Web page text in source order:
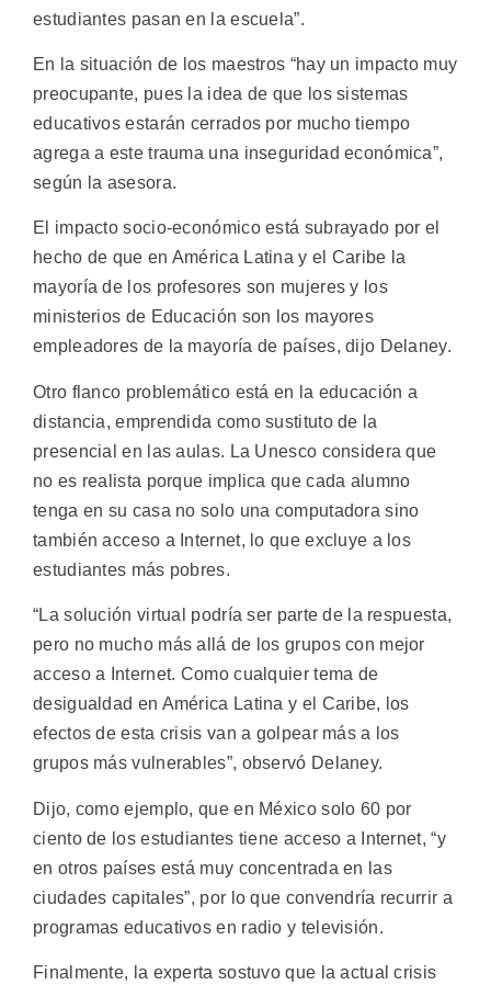
estudiantes pasan en la escuela”.
En la situación de los maestros “hay un impacto muy
preocupante, pues la idea de que los sistemas
educativos estarán cerrados por mucho tiempo
agrega a este trauma una inseguridad económica”,
según la asesora.
El impacto socio-económico está subrayado por el
hecho de que en América Latina y el Caribe la
mayoría de los profesores son mujeres y los
ministerios de Educación son los mayores
empleadores de la mayoría de países, dijo Delaney.
Otro flanco problemático está en la educación a
distancia, emprendida como sustituto de la
presencial en las aulas. La Unesco considera que
no es realista porque implica que cada alumno
tenga en su casa no solo una computadora sino
también acceso a Internet, lo que excluye a los
estudiantes más pobres.
“La solución virtual podría ser parte de la respuesta,
pero no mucho más allá de los grupos con mejor
acceso a Internet. Como cualquier tema de
desigualdad en América Latina y el Caribe, los
efectos de esta crisis van a golpear más a los
grupos más vulnerables”, observó Delaney.
Dijo, como ejemplo, que en México solo 60 por
ciento de los estudiantes tiene acceso a Internet, “y
en otros países está muy concentrada en las
ciudades capitales”, por lo que convendría recurrir a
programas educativos en radio y televisión.
Finalmente, la experta sostuvo que la actual crisis